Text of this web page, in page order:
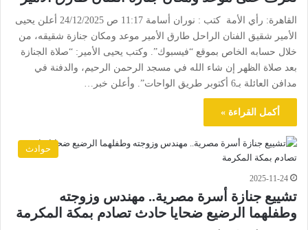
القاهرة: رأي الأمة كتب : نوران أسامة 11:17 ص 24/12/2025 أعلن يحيى
الأمير شقيق الفنان الراحل طارق الأمير موعد ومكان جنازة شقيقه، من
خلال حسابه الخاص بموقع “فيسبوك”. وكتب يحيى الأمير: “صلاة الجنازة
بعد صلاة الظهر إن شاء الله في مسجد الرحمن الرحيم، والدفنة في
مدافن العائلة بـ6 أكتوبر طريق الواحات”. وأعلن خبر…
أكمل القراءة »
حوادث
2025-11-24
تشييع جنازة أسرة مصرية.. مهندس وزوجته
وطفلهما الرضيع ضحايا حادث تصادم بمكة المكرمة